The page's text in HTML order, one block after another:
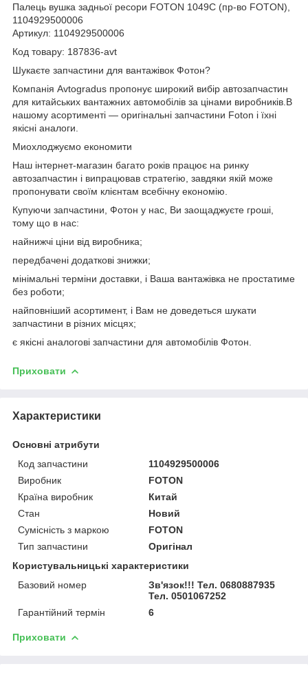
Палець вушка задньої ресори FOTON 1049C (пр-во FOTON),
1104929500006
Артикул: 1104929500006
Код товару: 187836-avt
Шукаєте запчастини для вантажівок Фотон?
Компанія Avtogradus пропонує широкий вибір автозапчастин
для китайських вантажних автомобілів за цінами виробників.В
нашому асортименті — оригінальні запчастини Foton і їхні
якісні аналоги.
Миохлоджуємо економити
Наш інтернет-магазин багато років працює на ринку
автозапчастин і випрацював стратегію, завдяки якій може
пропонувати своїм клієнтам всебічну економію.
Купуючи запчастини, Фотон у нас, Ви заощаджуєте гроші,
тому що в нас:
найнижчі ціни від виробника;
передбачені додаткові знижки;
мінімальні терміни доставки, і Ваша вантажівка не простатиме
без роботи;
найповніший асортимент, і Вам не доведеться шукати
запчастини в різних місцях;
є якісні аналогові запчастини для автомобілів Фотон.
Приховати
Характеристики
Основні атрибути
Код запчастини
1104929500006
Виробник
FOTON
Країна виробник
Китай
Стан
Новий
Сумісність з маркою
FOTON
Тип запчастини
Оригінал
Користувальницькі характеристики
Базовий номер
Зв'язок!!! Тел. 0680887935
Тел. 0501067252
Гарантійний термін
6
Приховати